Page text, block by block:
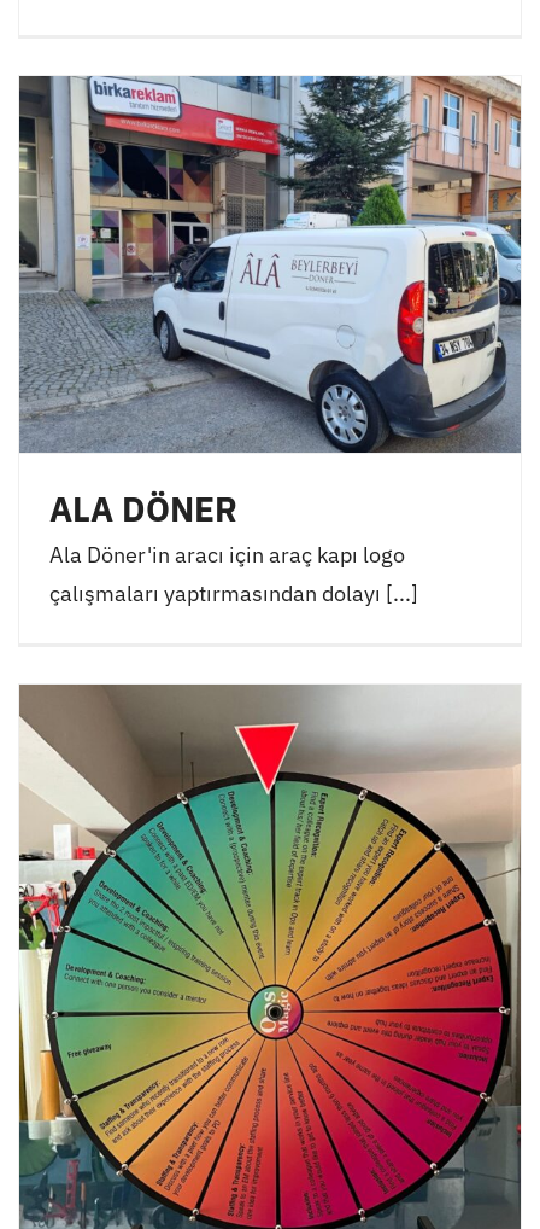
ALA DÖNER
Ala Döner'in aracı için araç kapı logo
çalışmaları yaptırmasından dolayı [...]